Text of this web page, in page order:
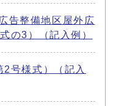
告整備地区屋外広
の3）（記入例）
号様式）（記入